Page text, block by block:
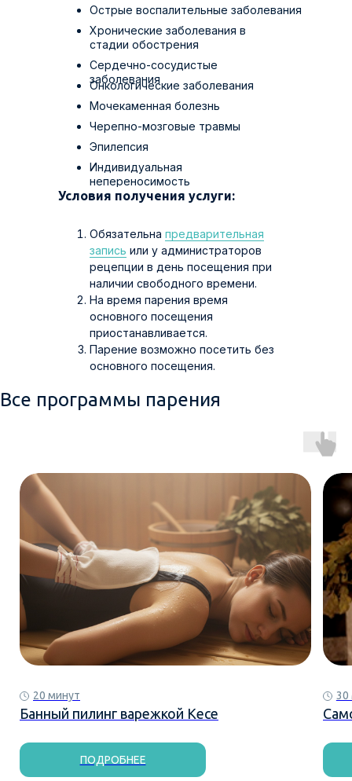
Острые воспалительные заболевания
Хронические заболевания в
стадии обострения
Сердечно-сосудистые
заболевания
Онкологические заболевания
Мочекаменная болезнь
Черепно-мозговые травмы
Эпилепсия
Индивидуальная
непереносимость
Условия получения услуги:
Обязательна предварительная
запись или у администраторов
рецепции в день посещения при
наличии свободного времени.
На время парения время
основного посещения
приостанавливается.
Парение возможно посетить без
основного посещения.
Все программы парения
Банный пилинг варежкой Кесе
20 минут
ПОДРОБНЕЕ
30